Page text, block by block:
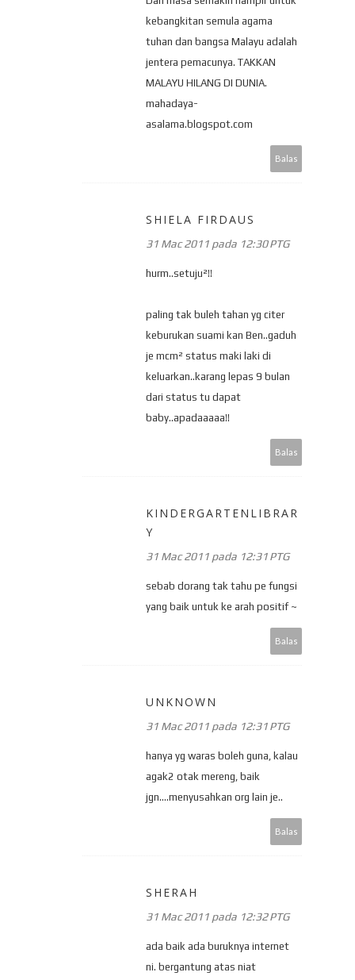
kebangkitan semula agama
tuhan dan bangsa Malayu adalah
jentera pemacunya. TAKKAN
MALAYU HILANG DI DUNIA.
mahadaya-
asalama.blogspot.com
Balas
SHIELA FIRDAUS
31 Mac 2011 pada 12:30 PTG
hurm..setuju²!!
paling tak buleh tahan yg citer
keburukan suami kan Ben..gaduh
je mcm² status maki laki di
keluarkan..karang lepas 9 bulan
dari status tu dapat
baby..apadaaaaa!!
Balas
KINDERGARTENLIBRAR
Y
31 Mac 2011 pada 12:31 PTG
sebab dorang tak tahu pe fungsi
yang baik untuk ke arah positif ~
Balas
UNKNOWN
31 Mac 2011 pada 12:31 PTG
hanya yg waras boleh guna, kalau
agak2 otak mereng, baik
jgn....menyusahkan org lain je..
Balas
SHERAH
31 Mac 2011 pada 12:32 PTG
ada baik ada buruknya internet
ni. bergantung atas niat